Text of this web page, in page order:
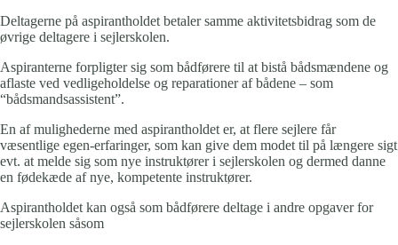
Deltagerne på aspirantholdet betaler samme aktivitetsbidrag som de
øvrige deltagere i sejlerskolen.
Aspiranterne forpligter sig som bådførere til at bistå bådsmændene og
aflaste ved vedligeholdelse og reparationer af bådene – som
“bådsmandsassistent”.
En af mulighederne med aspirantholdet er, at flere sejlere får
væsentlige egen-erfaringer, som kan give dem modet til på længere sigt
evt. at melde sig som nye instruktører i sejlerskolen og dermed danne
en fødekæde af nye, kompetente instruktører.
Aspirantholdet kan også som bådførere deltage i andre opgaver for
sejlerskolen såsom